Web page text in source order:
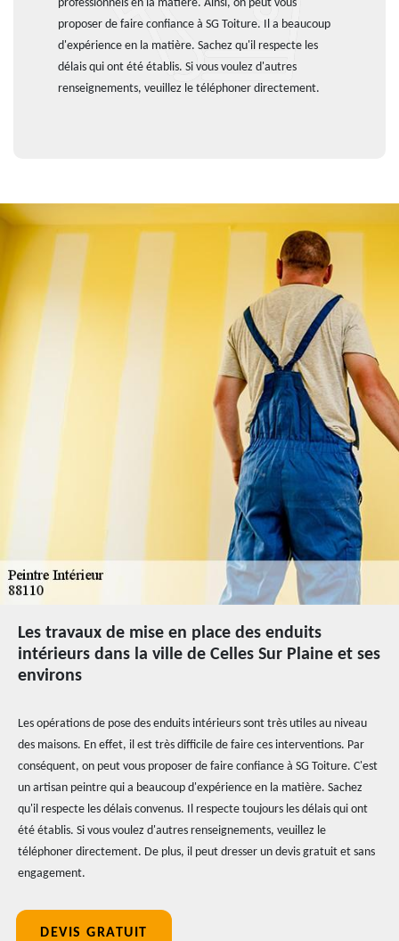
professionnels en la matière. Ainsi, on peut vous
proposer de faire confiance à SG Toiture. Il a beaucoup
d'expérience en la matière. Sachez qu'il respecte les
délais qui ont été établis. Si vous voulez d'autres
renseignements, veuillez le téléphoner directement.
Les travaux de mise en place des enduits
intérieurs dans la ville de Celles Sur Plaine et ses
environs
Les opérations de pose des enduits intérieurs sont très utiles au niveau
des maisons. En effet, il est très difficile de faire ces interventions. Par
conséquent, on peut vous proposer de faire confiance à SG Toiture. C'est
un artisan peintre qui a beaucoup d'expérience en la matière. Sachez
qu'il respecte les délais convenus. Il respecte toujours les délais qui ont
été établis. Si vous voulez d'autres renseignements, veuillez le
téléphoner directement. De plus, il peut dresser un devis gratuit et sans
engagement.
DEVIS GRATUIT